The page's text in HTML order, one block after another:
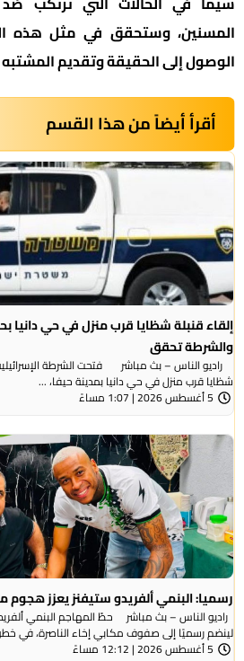
المسنين، وستحقق في مثل هذه
الوصول إلى الحقيقة وتقديم المشتبه
أقرأ أيضاً من هذا القسم
إلقاء قنبلة شظايا قرب منزل في حي دانيا
والشرطة تحقق
راديو الناس – بث مباشر فتحت الشرطة الإسرائيلية
شظايا قرب منزل في حي دانيا بمدينة حيفا، ...
5 أغسطس 2026 | 1:07 مساءً
رسميا: البنمي ألفريدو ستيفنز يعزز هجوم
راديو الناس – بث مباشر حطّ المهاجم البنمي ألفريدو
لينضم رسميًا إلى صفوف مكابي إخاء الناصرة، في
5 أغسطس 2026 | 12:12 مساءً